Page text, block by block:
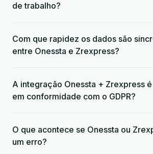
de trabalho?
Com que rapidez os dados são
entre Onessta e Zrexpress?
A integração Onessta + Zrexpress
em conformidade com o GDPR?
O que acontece se Onessta ou
um erro?